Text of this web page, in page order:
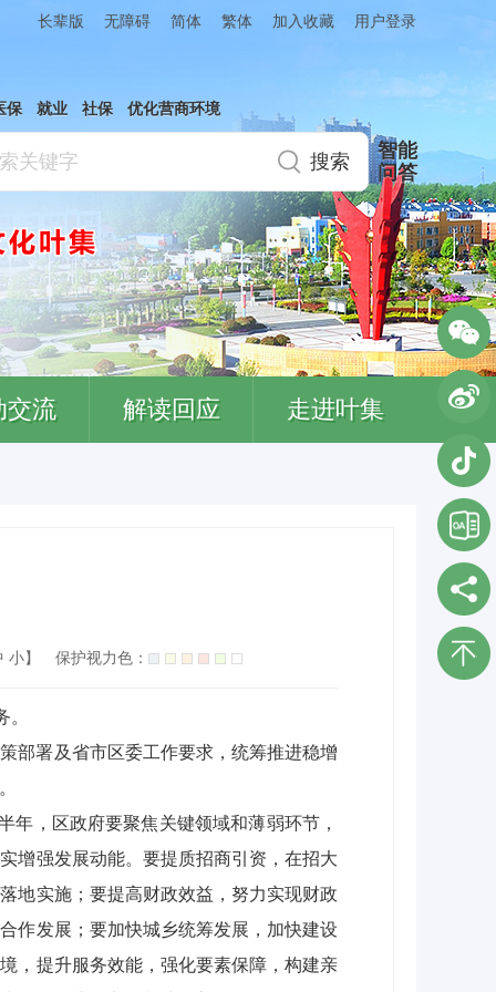
长辈版 无障碍 简体 繁体 加入收藏 用户登录
保 就业 社保 优化营商环境
智能
问答
交流 解读回应 走进叶集
小】 保护视力色：
部署及省市区委工作要求，统筹推进稳增
年，区政府要聚焦关键领域和薄弱环节，
增强发展动能。要提质招商引资，在招大
地实施；要提高财政效益，努力实现财政
作发展；要加快城乡统筹发展，加快建设
，提升服务效能，强化要素保障，构建亲